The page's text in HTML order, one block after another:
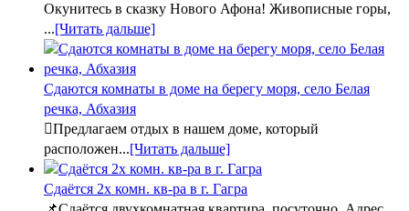
Окунитесь в сказку Нового Афона! Живописные горы,
...[Читать дальше]
Сдаются комнаты в доме на берегу моря, село Белая
речка, Абхазия
Предлагаем отдых в нашем доме, который
расположен...[Читать дальше]
Сдаётся 2х комн. кв-ра в г. Гагра